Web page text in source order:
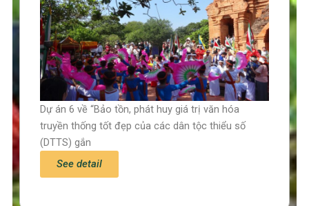
Dự án 6 về “Bảo tồn, phát huy giá trị văn hóa
truyền thống tốt đẹp của các dân tộc thiểu số
(DTTS) gắn
See detail